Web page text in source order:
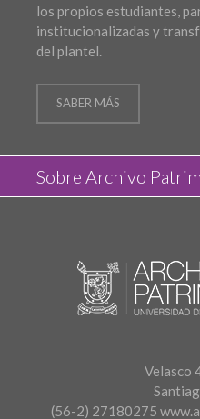
los propios estudiantes,
institucionalizadas y
del plantel.
SABER MÁS
Sobre Archivo
Velasco
(56-2) 27180275